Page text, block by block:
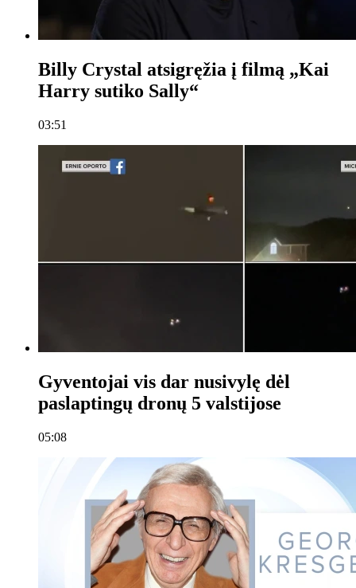
Billy Crystal atsigręžia į filmą „Kai
Harry sutiko Sally“
03:51
Gyventojai vis dar nusivylę dėl
paslaptingų dronų 5 valstijose
05:08